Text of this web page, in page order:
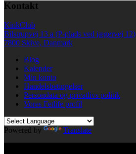
Kontakt
KinkClub
Bilstrupvej 13 a (P-plads ved jægervej 12)
7800 Skive, Danmark
Blog
Kalender
Min konto
Handelsbetingelser
Persondata og privatlivs politik
Vores Fetlife profil
Powered by
Translate